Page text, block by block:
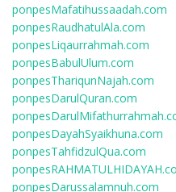
ponpesMafatihussaadah.com
ponpesRaudhatulAla.com
ponpesLiqaurrahmah.com
ponpesBabulUlum.com
ponpesThariqunNajah.com
ponpesDarulQuran.com
ponpesDayahSyaikhuna.com
ponpesTahfidzulQua.com
ponpesDarussalamnuh.com